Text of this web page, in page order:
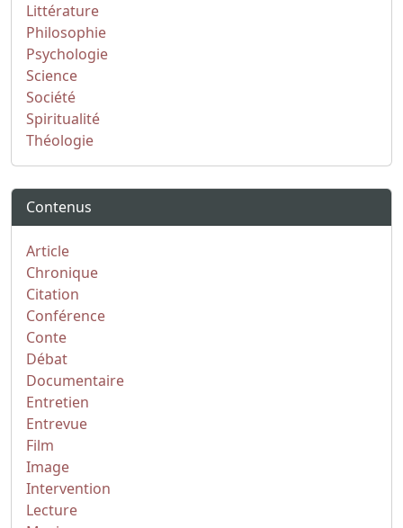
Littérature
Philosophie
Psychologie
Science
Société
Spiritualité
Théologie
Contenus
Article
Chronique
Citation
Conférence
Conte
Débat
Documentaire
Entretien
Entrevue
Film
Image
Intervention
Lecture